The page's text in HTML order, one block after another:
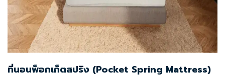
ที่นอนพ็อกเก็ตสปริง (Pocket Spring Mattress)